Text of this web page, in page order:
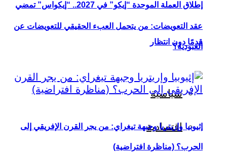
إطلاق العملة الموحدة “إيكو” في 2027.. “إيكواس” تمضي
قدمًا دون انتظار
سياسية
اقتصادية
عقد التعويضات: من يتحمل العبء الحقيقي للتعويضات عن
العبودية؟
إثيوبيا وإريتريا وجبهة تيغراي: من يجر القرن الإفريقي إلى
الحرب؟ (مناظرة افتراضية)